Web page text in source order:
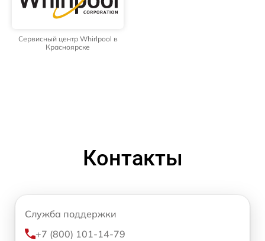
Сервисный центр Whirlpool в
Красноярске
Контакты
Служба поддержки
+7 (800) 101-14-79